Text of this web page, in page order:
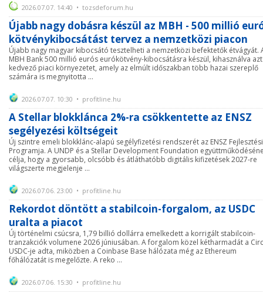
2026.07.07. 14:40 • tozsdeforum.hu
Újabb nagy dobásra készül az MBH - 500 millió
kötvénykibocsátást tervez a nemzetközi piacon
Újabb nagy magyar kibocsátó tesztelheti a nemzetközi befektetők étvágyát.
MBH Bank 500 millió eurós eurókötvény-kibocsátásra készül, kihasználva
kedvező piaci környezetet, amely az elmúlt időszakban több hazai szereplő
számára is megnyitotta ...
2026.07.07. 10:30 • profitline.hu
A Stellar blokklánca 2%-ra csökkentette az ENSZ
segélyezési költségeit
Új szintre emeli blokklánc-alapú segélyfizetési rendszerét az ENSZ Fejlesztési
Programja. A UNDP és a Stellar Development Foundation
célja, hogy a gyorsabb, olcsóbb és átláthatóbb digitális kifizetések 2027-re
világszerte megjelenje ...
2026.07.06. 23:00 • profitline.hu
Rekordot döntött a stabilcoin-forgalom, az USDC
uralta a piacot
Új történelmi csúcsra, 1,79 billió dollárra emelkedett a korrigált stabilcoin-
tranzakciók volumene 2026 júniusában. A forgalom közel kétharmadát a
USDC-je adta, miközben a Coinbase Base hálózata még az Ethereum
főhálózatát is megelőzte. A reko ...
2026.07.06. 15:30 • profitline.hu